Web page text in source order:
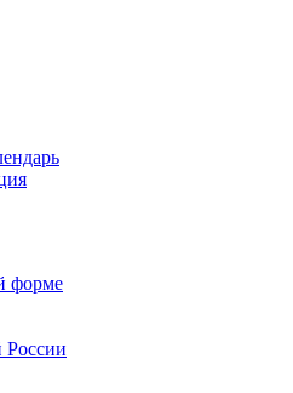
форме
России